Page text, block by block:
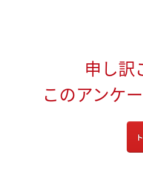
申し訳
このアンケ